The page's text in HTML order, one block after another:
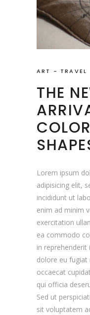
ART - TRAVEL
THE
Lorem ipsum
adipisicing elit,
incididunt ut
enim ad minim
exercitation
ea commodo
in reprehenderit
dolore eu fugiat
occaecat
qui officia
Sed ut
sit voluptatem